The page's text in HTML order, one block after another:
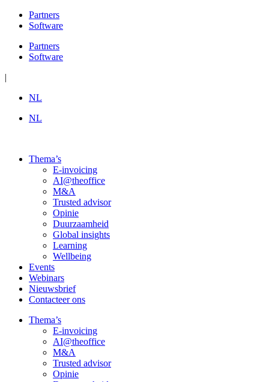
naar
inhoud
Partners
Software
Partners
Software
|
NL
NL
Thema’s
E-invoicing
AI@theoffice
M&A
Trusted advisor
Opinie
Duurzaamheid
Global insights
Learning
Wellbeing
Events
Webinars
Nieuwsbrief
Contacteer ons
Thema’s
E-invoicing
AI@theoffice
M&A
Trusted advisor
Opinie